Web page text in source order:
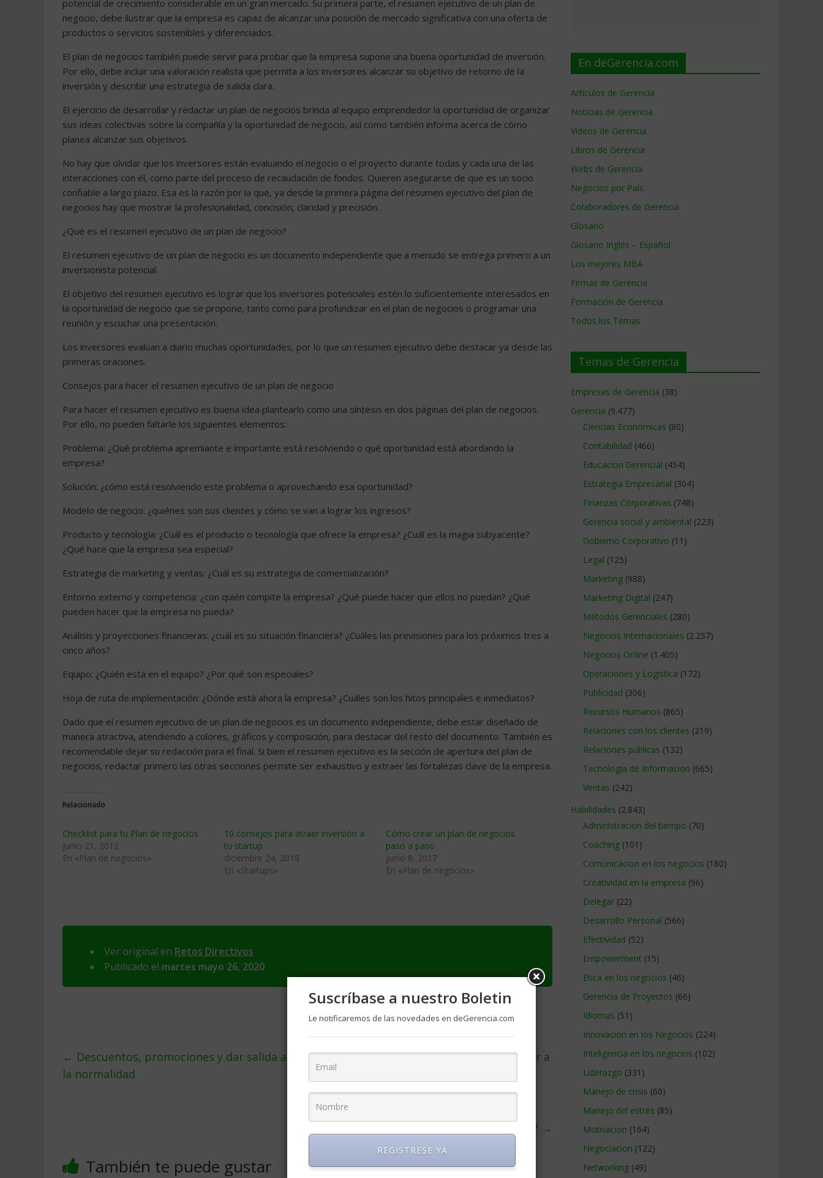
potencial de crecimiento considerable en un gran mercado. Su primera parte, el resumen ejecutivo de un plan de
negocio, debe ilustrar que la empresa es capaz de alcanzar una posición de mercado significativa con una oferta de
productos o servicios sostenibles y diferenciados.
El plan de negocios también puede servir para probar que la empresa supone una buena oportunidad de inversión.
Por ello, debe incluir una valoración realista que permita a los inversores alcanzar su objetivo de retorno de la
inversión y describir una estrategia de salida clara.
El ejercicio de desarrollar y redactar un plan de negocios brinda al equipo emprendedor la oportunidad de organizar
sus ideas colectivas sobre la compañía y la oportunidad de negocio, así como también informa acerca de cómo
planea alcanzar sus objetivos.
No hay que olvidar que los inversores están evaluando el negocio o el proyecto durante todas y cada una de las
interacciones con él, como parte del proceso de recaudación de fondos. Quieren asegurarse de que es un socio
confiable a largo plazo. Esa es la razón por la que, ya desde la primera página del resumen ejecutivo del plan de
negocios hay que mostrar la profesionalidad, concisión, claridad y precisión.
¿Qué es el resumen ejecutivo de un plan de negocio?
El resumen ejecutivo de un plan de negocio es un documento independiente que a menudo se entrega primero a un
inversionista potencial.
El objetivo del resumen ejecutivo es lograr que los inversores potenciales estén lo suficientemente interesados ​​en
la oportunidad de negocio que se propone, tanto como para profundizar en el plan de negocios o programar una
reunión y escuchar una presentación.
Los inversores evalúan a diario muchas oportunidades, por lo que un resumen ejecutivo debe destacar ya desde las
primeras oraciones.
Consejos para hacer el resumen ejecutivo de un plan de negocio
Para hacer el resumen ejecutivo es buena idea plantearlo como una síntesis en dos páginas del plan de negocios.
Por ello, no pueden faltarle los siguientes elementos:
Problema: ¿Qué problema apremiante e importante está resolviendo o qué oportunidad está abordando la
empresa?
Solución: ¿cómo está resolviendo este problema o aprovechando esa oportunidad?
Modelo de negocio: ¿quiénes son sus clientes y cómo se van a lograr los ingresos?
Producto y tecnología: ¿Cuál es el producto o tecnología que ofrece la empresa? ¿Cuál es la magia subyacente?
¿Qué hace que la empresa sea especial?
Estrategia de marketing y ventas: ¿Cuál es su estrategia de comercialización?
Entorno externo y competencia: ¿con quién compite la empresa? ¿Qué puede hacer que ellos no puedan? ¿Qué
pueden hacer que la empresa no pueda?
Análisis y proyecciones financieras: ¿cuál es su situación financiera? ¿Cuáles las previsiones para los próximos tres a
cinco años?
Equipo: ¿Quién está en el equipo? ¿Por qué son especiales?
Hoja de ruta de implementación: ¿Dónde está ahora la empresa? ¿Cuáles son los hitos principales e inmediatos?
Dado que el resumen ejecutivo de un plan de negocios es un documento independiente, debe estar diseñado de
manera atractiva, atendiendo a colores, gráficos y composición, para destacar del resto del documento. También es
recomendable dejar su redacción para el final. Si bien el resumen ejecutivo es la sección de apertura del plan de
negocios, redactar primero las otras secciones permite ser exhaustivo y extraer las fortalezas clave de la empresa.
Relacionado
Checklist para tu Plan de negocios
junio 21, 2012
En «Plan de negocios»
10 consejos para atraer inversión a
tu startup
diciembre 24, 2018
En «Startups»
Cómo crear un plan de negocios
paso a paso
junio 8, 2017
En «Plan de negocios»
Ver original en Retos Directivos
Publicado el martes mayo 26, 2020
← Descuentos, promociones y dar salida al stock extra que dejó el coronavirus para volver a
la normalidad
¿Cómo es hacer marketing en la Argentina? →
También te puede gustar
En deGerencia.com
Artículos de Gerencia
Noticias de Gerencia
Videos de Gerencia
Libros de Gerencia
Webs de Gerencia
Negocios por País
Colaboradores de Gerencia
Glosario
Glosario Inglés – Español
Los mejores MBA
Firmas de Gerencia
Formación de Gerencia
Todos los Temas
Temas de Gerencia
Empresas de Gerencia (38)
Gerencia (9.477)
Ciencias Económicas (80)
Contabilidad (466)
Educacion Gerencial (454)
Estrategia Empresarial (304)
Finanzas Corporativas (748)
Gerencia social y ambiental (223)
Gobierno Corporativo (11)
Legal (125)
Marketing (988)
Marketing Digital (247)
Métodos Gerenciales (280)
Negocios Internacionales (2.257)
Negocios Online (1.405)
Operaciones y Logística (172)
Publicidad (306)
Recursos Humanos (865)
Relaciones con los clientes (219)
Relaciones publicas (132)
Tecnologia de Informacion (665)
Ventas (242)
Habilidades (2.843)
Administracion del tiempo (70)
Coaching (101)
Comunicacion en los negocios (180)
Creatividad en la empresa (96)
Delegar (22)
Desarrollo Personal (566)
Efectividad (52)
Empowerment (15)
Etica en los negocios (46)
Gerencia de Proyectos (66)
Idiomas (51)
Innovacion en los Negocios (224)
Inteligencia en los negocios (102)
Liderazgo (331)
Manejo de crisis (60)
Manejo del estrés (85)
Motivacion (164)
Negociacion (122)
Networking (49)
Suscríbase a nuestro Boletin
Le notificaremos de las novedades en deGerencia.com
REGISTRESE YA